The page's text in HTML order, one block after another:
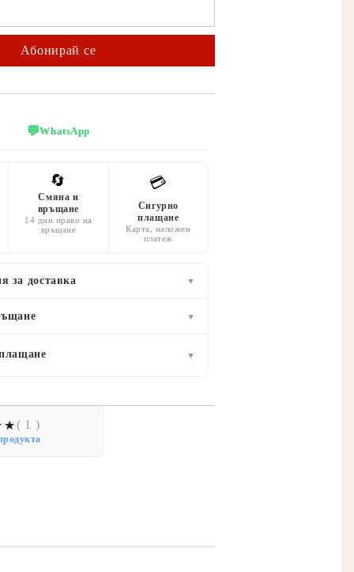
💬WhatsApp
🔄
Смяна и
връщане
14 дни право на
връщане
💳
Сигурно
плащане
Карта, наложен
платеж
за доставка ▼
▼
▼
( 1 )